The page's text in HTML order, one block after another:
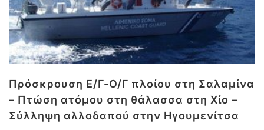
Πρόσκρουση Ε/Γ-Ο/Γ πλοίου στη Σαλαμίνα
– Πτώση ατόμου στη θάλασσα στη Χίο –
Σύλληψη αλλοδαπού στην Ηγουμενίτσα